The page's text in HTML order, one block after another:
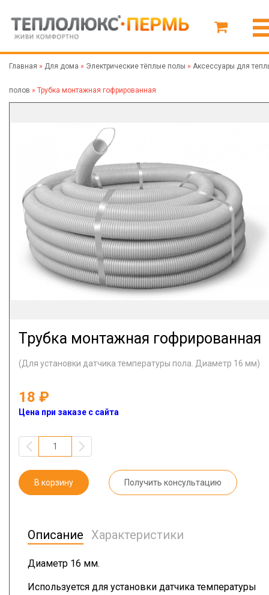
Главная » Для дома » Электрические тёплые полы » Аксессуары для
полов » Трубка монтажная гофрированная
Трубка монтажная гофрированная
(Для установки датчика температуры пола. Диаметр 16 мм)
18
Цена при заказе с сайта
В корзину Получить консультацию
Описание Характеристики
Диаметр 16 мм.
Используется для установки датчика температуры